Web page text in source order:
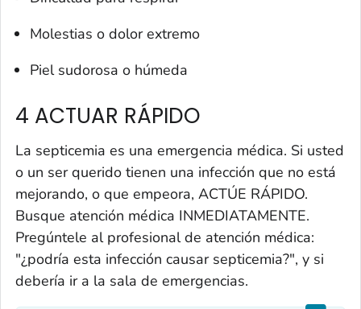
Molestias o dolor extremo
Piel sudorosa o húmeda
4 ACTUAR RÁPIDO
La septicemia es una emergencia médica. Si usted
o un ser querido tienen una infección que no está
mejorando, o que empeora, ACTÚE RÁPIDO.
Busque atención médica INMEDIATAMENTE.
Pregúntele al profesional de atención médica:
"¿podría esta infección causar septicemia?", y si
debería ir a la sala de emergencias.